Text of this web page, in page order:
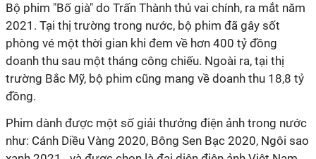
Bộ phim "Bố già" do Trấn Thành thủ vai chính, ra mắt năm
2021. Tại thị trường trong nước, bộ phim đã gây sốt
phòng vé một thời gian khi đem về hơn 400 tỷ đồng
doanh thu sau một tháng công chiếu. Ngoài ra, tại thị
trường Bắc Mỹ, bộ phim cũng mang về doanh thu 18,8 tỷ
đồng.
Phim dành được một số giải thưởng điện ảnh trong nước
như: Cánh Diều Vàng 2020, Bông Sen Bạc 2020, Ngôi sao